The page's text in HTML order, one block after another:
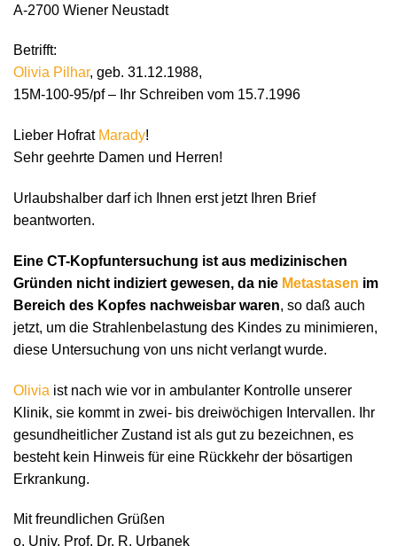
A-2700 Wiener Neustadt
Betrifft:
Olivia Pilhar, geb. 31.12.1988,
15M-100-95/pf – Ihr Schreiben vom 15.7.1996
Lieber Hofrat Marady!
Sehr geehrte Damen und Herren!
Urlaubshalber darf ich Ihnen erst jetzt Ihren Brief
beantworten.
Eine CT-Kopfuntersuchung ist aus medizinischen
Gründen nicht indiziert gewesen, da nie Metastasen im
Bereich des Kopfes nachweisbar waren, so daß auch
jetzt, um die Strahlenbelastung des Kindes zu minimieren,
diese Untersuchung von uns nicht verlangt wurde.
Olivia ist nach wie vor in ambulanter Kontrolle unserer
Klinik, sie kommt in zwei- bis dreiwöchigen Intervallen. Ihr
gesundheitlicher Zustand ist als gut zu bezeichnen, es
besteht kein Hinweis für eine Rückkehr der bösartigen
Erkrankung.
Mit freundlichen Grüßen
o. Univ. Prof. Dr. R. Urbanek